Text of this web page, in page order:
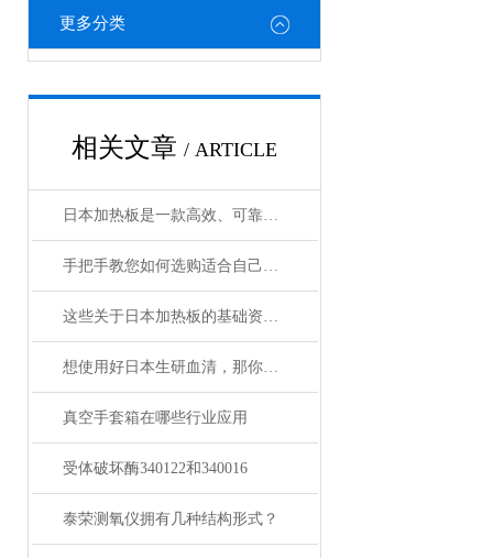
更多分类
相关文章 / ARTICLE
日本加热板是一款高效、可靠的加热设备
手把手教您如何选购适合自己的日本加热板？
这些关于日本加热板的基础资料，我们已经准备好了
想使用好日本生研血清，那你必须要先了解它的功能
真空手套箱在哪些行业应用
受体破坏酶340122和340016
泰荣测氧仪拥有几种结构形式？